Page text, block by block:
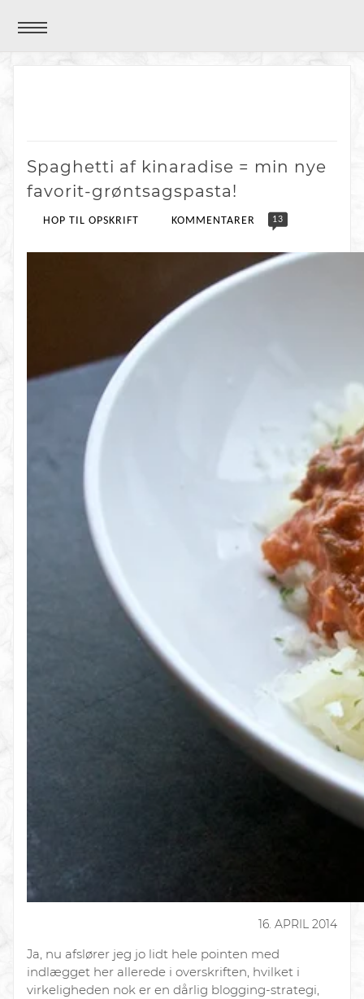
Spaghetti af kinaradise = min nye
favorit-grøntsagspasta!
HOP TIL OPSKRIFT KOMMENTARER 13
16. APRIL 2014
Ja, nu afslører jeg jo lidt hele pointen med
indlægget her allerede i overskriften, hvilket i
virkeligheden nok er en dårlig blogging-strategi,